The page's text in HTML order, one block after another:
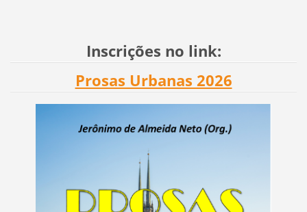
Inscrições no link:
Prosas Urbanas 2026